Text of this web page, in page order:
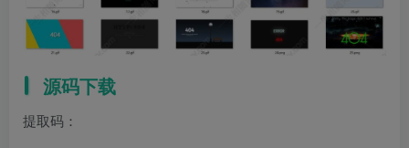
源码下载
提取码：